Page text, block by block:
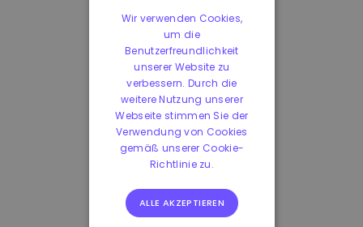
Wir verwenden Cookies,
um die
Benutzerfreundlichkeit
unserer Website zu
verbessern. Durch die
weitere Nutzung unserer
Webseite stimmen Sie der
Verwendung von Cookies
gemäß unserer Cookie-
Richtlinie zu.
ALLE AKZEPTIEREN